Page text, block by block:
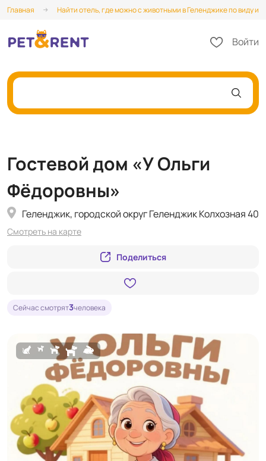
Главная Найти отель, где можно с животными в Геленджике по виду и
Войти
Гостевой дом «У Ольги
Фёдоровны»
Геленджик, городской округ Геленджик Колхозная 40
Смотреть на карте
Поделиться
Сейчас смотрят3человека